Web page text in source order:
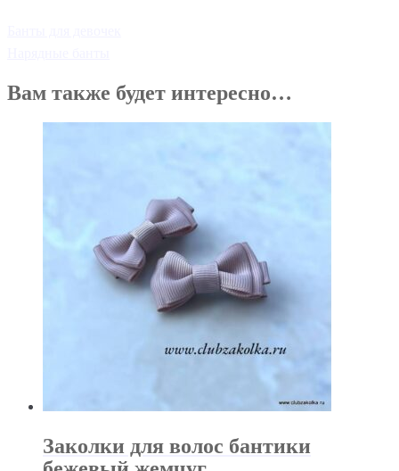
Вам также будет интересно…
Заколки для волос бантики